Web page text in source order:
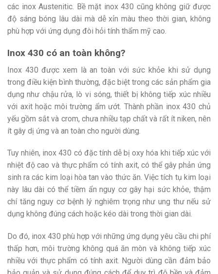
các inox Austenitic. Bề mặt inox 430 cũng không giữ được
độ sáng bóng lâu dài mà dễ xỉn màu theo thời gian, không
phù hợp với ứng dụng đòi hỏi tính thẩm mỹ cao.
Inox 430 có an toàn không?
Inox 430 được xem là an toàn với sức khỏe khi sử dụng
trong điều kiện bình thường, đặc biệt trong các sản phẩm gia
dụng như chậu rửa, lò vi sóng, thiết bị không tiếp xúc nhiều
với axit hoặc môi trường ẩm ướt. Thành phần inox 430 chủ
yếu gồm sắt và crom, chưa nhiều tạp chất và rất ít niken, nên
ít gây dị ứng và an toàn cho người dùng.
Tuy nhiên, inox 430 có đặc tính dễ bị oxy hóa khi tiếp xúc với
nhiệt độ cao và thực phẩm có tính axit, có thể gây phản ứng
sinh ra các kim loại hòa tan vào thức ăn. Việc tích tụ kim loại
này lâu dài có thể tiềm ẩn nguy cơ gây hại sức khỏe, thậm
chí tăng nguy cơ bệnh lý nghiêm trọng như ung thư nếu sử
dụng không đúng cách hoặc kéo dài trong thời gian dài.
Do đó, inox 430 phù hợp với những ứng dụng yêu cầu chi phí
thấp hơn, môi trường không quá ăn mòn và không tiếp xúc
nhiều với thực phẩm có tính axit. Người dùng cần đảm bảo